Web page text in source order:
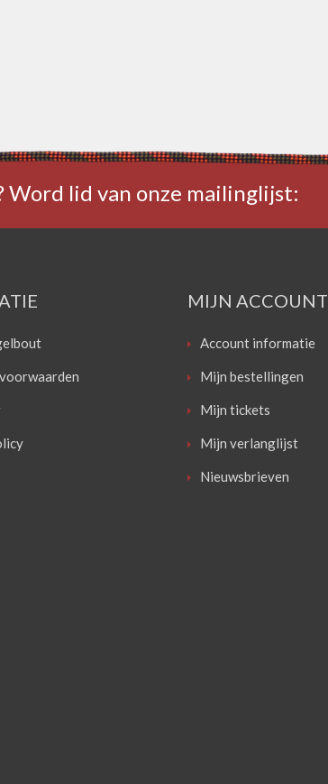
lid van onze mailinglijst:
MIJN ACCOUNT
Account informatie
Mijn bestellingen
Mijn tickets
Mijn verlanglijst
Nieuwsbrieven